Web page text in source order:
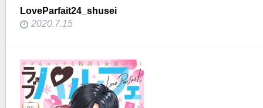
LoveParfait24_shusei
2020.7.15